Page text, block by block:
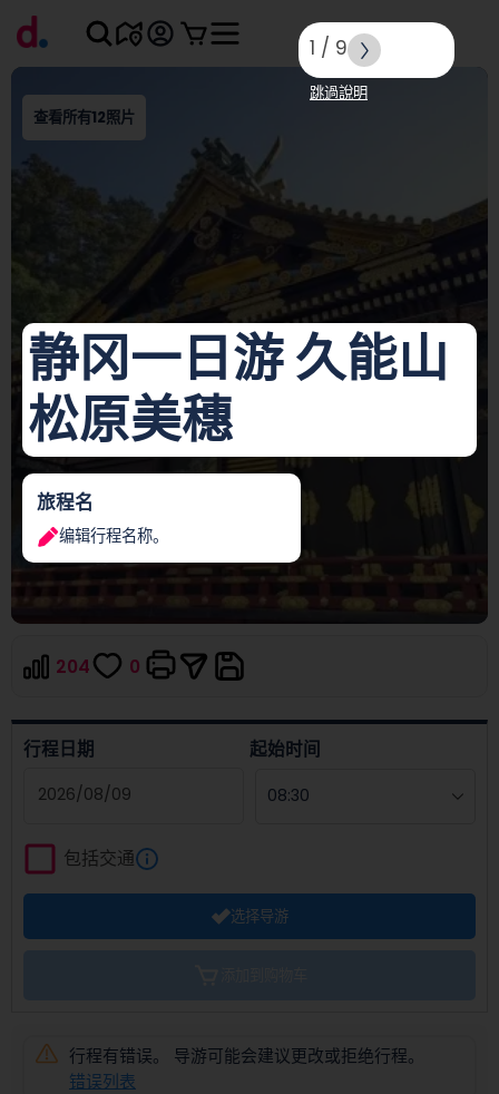
查看所有12照片
静冈一日游 久能山
松原美穗
旅程名
编辑行程名称。
204 0
行程日期 起始时间
forward
to
interact
the
date.
包括交通
选择导游
行程有错误。 导游可能会建议更改或拒绝行程。
错误列表
1 / 9
跳過說明